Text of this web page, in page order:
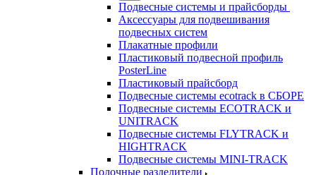
Подвесные системы и прайсборды
Аксессуары для подвешивания
подвесных систем
Плакатные профили
Пластиковый подвесной профиль
PosterLine
Пластиковый прайсборд
Подвесные системы ecotrack в СБОРЕ
Подвесные системы ECOTRACK и
UNITRACK
Подвесные системы FLYTRACK и
HIGHTRACK
Подвесные системы MINI-TRACK
Полочные разделители